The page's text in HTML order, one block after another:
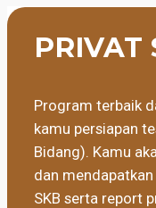
PRIVAT
Program terbaik
kamu persiapan
Bidang). Kamu
dan
SKB serta report